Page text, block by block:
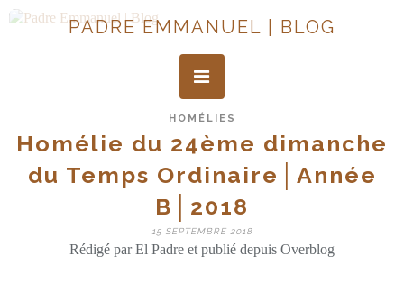
PADRE EMMANUEL | BLOG
HOMÉLIES
Homélie du 24ème dimanche
du Temps Ordinaire│Année
B│2018
15 SEPTEMBRE 2018
Rédigé par El Padre et publié depuis Overblog